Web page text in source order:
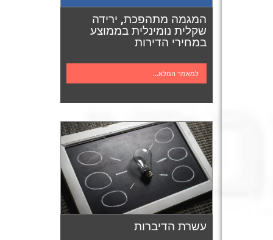
המגמה מתהפכת, ירידה
שקלית נומינלית בממוצע
במחירי הדירות
למאמר המלא...
עשרת הדיברות